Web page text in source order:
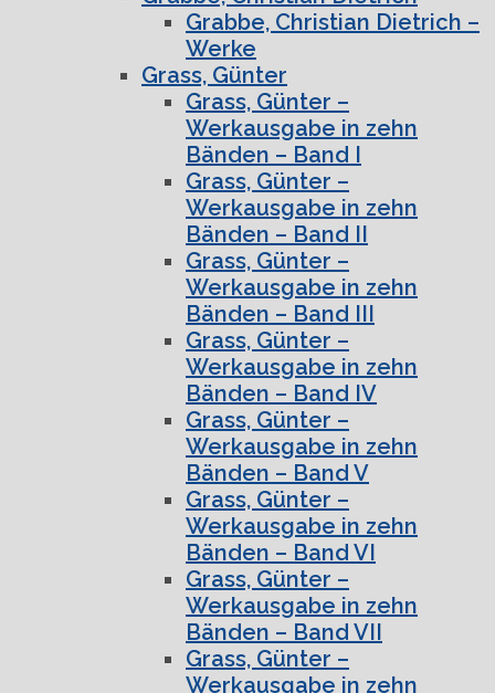
Grabbe, Christian Dietrich –
Werke
Grass, Günter
Grass, Günter –
Werkausgabe in zehn
Bänden – Band I
Grass, Günter –
Werkausgabe in zehn
Bänden – Band II
Grass, Günter –
Werkausgabe in zehn
Bänden – Band III
Grass, Günter –
Werkausgabe in zehn
Bänden – Band IV
Grass, Günter –
Werkausgabe in zehn
Bänden – Band V
Grass, Günter –
Werkausgabe in zehn
Bänden – Band VI
Grass, Günter –
Werkausgabe in zehn
Bänden – Band VII
Grass, Günter –
Werkausgabe in zehn